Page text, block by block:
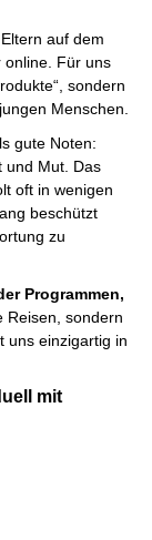
auf dem
online. Für uns
sondern
Menschen.
gute Noten:
und Mut. Das
oft in wenigen
beschützt
zu
Programmen,
Reisen, sondern
uns einzigartig in
mit